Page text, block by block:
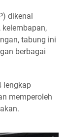
dikenal
tabung ini
berbagai
lengkap
memperoleh